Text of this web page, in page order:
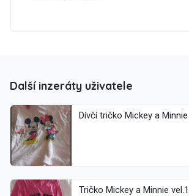
Další inzeráty uživatele
Dívčí tričko Mickey a Minnie
Tričko Mickey a Minnie